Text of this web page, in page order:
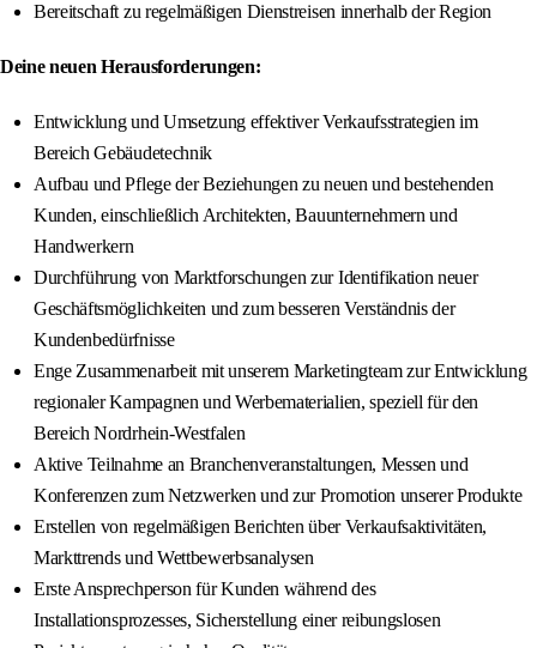
Bereitschaft zu regelmäßigen Dienstreisen innerhalb der Region
Deine neuen Herausforderungen:
Entwicklung und Umsetzung effektiver Verkaufsstrategien im
Bereich Gebäudetechnik
Aufbau und Pflege der Beziehungen zu neuen und bestehenden
Kunden, einschließlich Architekten, Bauunternehmern und
Handwerkern
Durchführung von Marktforschungen zur Identifikation neuer
Geschäftsmöglichkeiten und zum besseren Verständnis der
Kundenbedürfnisse
Enge Zusammenarbeit mit unserem Marketingteam zur Entwicklung
regionaler Kampagnen und Werbematerialien, speziell für den
Bereich Nordrhein-Westfalen
Aktive Teilnahme an Branchenveranstaltungen, Messen und
Konferenzen zum Netzwerken und zur Promotion unserer Produkte
Erstellen von regelmäßigen Berichten über Verkaufsaktivitäten,
Markttrends und Wettbewerbsanalysen
Erste Ansprechperson für Kunden während des
Installationsprozesses, Sicherstellung einer reibungslosen